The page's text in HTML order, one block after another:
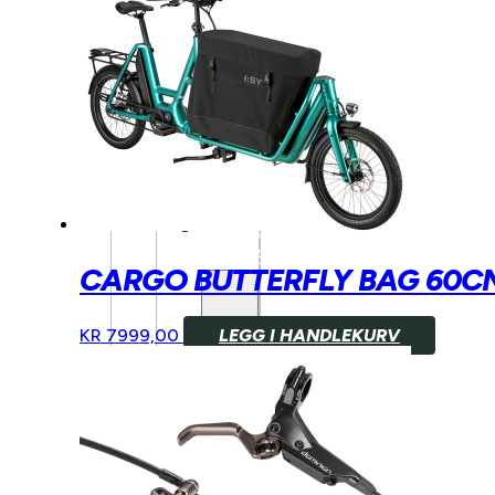
BIKES
TILBEHØR
TARRAN
TILBEHØR
MECHANIC
TILBEHØR
BARN/UNGDOM
UTSTYR
HJELM
BARN
HJUL
BARN
BREMSER
BARN
CARGO BUTTERFLY BAG
KR 7999,00 LEGG I HANDLEKURV